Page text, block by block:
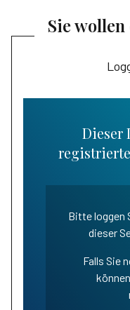
Sie
Dieser
Bitte loggen
dieser
Falls Sie